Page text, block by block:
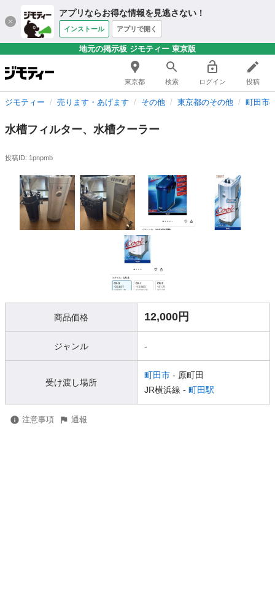
アプリならお得な情報を見逃さない！
インストール アプリで開く
地元の掲示板 ジモティー 東京版
東京都 検索 ログイン 投稿
ジモティー 売ります・あげます その他 東京都のその他 町田市
水槽フィルター、水槽クーラー
投稿ID: 1pnpmb
商品価格 12,000円
ジャンル -
受け渡し場所
町田市 - 原町田
JR横浜線 - 町田駅
注意事項 通報